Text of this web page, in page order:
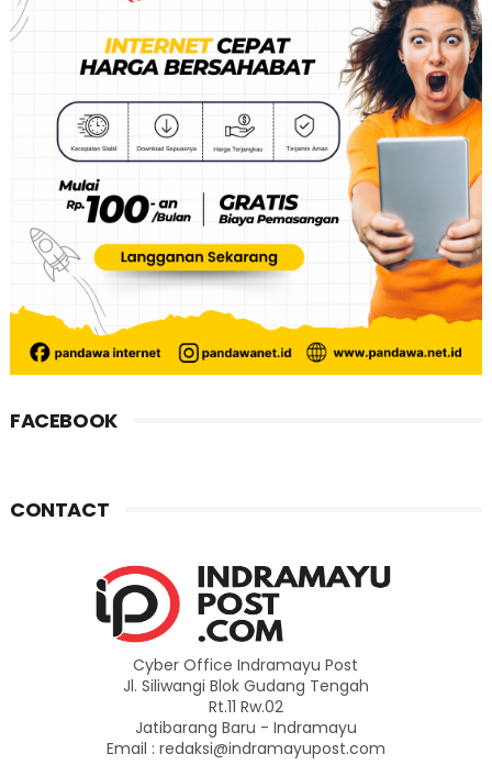
FACEBOOK
CONTACT
Cyber Office Indramayu Post
Jl. Siliwangi Blok Gudang Tengah
Rt.11 Rw.02
Jatibarang Baru - Indramayu
Email : redaksi@indramayupost.com